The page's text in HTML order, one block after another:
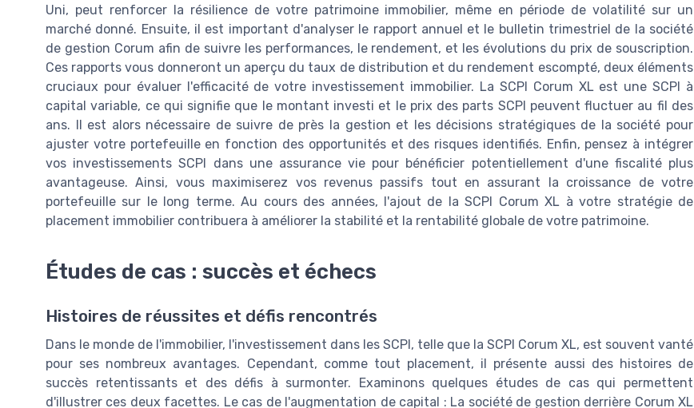
Uni, peut renforcer la résilience de votre patrimoine immobilier, même en période de volatilité sur un
marché donné. Ensuite, il est important d'analyser le rapport annuel et le bulletin trimestriel de la société
de gestion Corum afin de suivre les performances, le rendement, et les évolutions du prix de souscription.
Ces rapports vous donneront un aperçu du taux de distribution et du rendement escompté, deux éléments
cruciaux pour évaluer l'efficacité de votre investissement immobilier. La SCPI Corum XL est une SCPI à
capital variable, ce qui signifie que le montant investi et le prix des parts SCPI peuvent fluctuer au fil des
ans. Il est alors nécessaire de suivre de près la gestion et les décisions stratégiques de la société pour
ajuster votre portefeuille en fonction des opportunités et des risques identifiés. Enfin, pensez à intégrer
vos investissements SCPI dans une assurance vie pour bénéficier potentiellement d'une fiscalité plus
avantageuse. Ainsi, vous maximiserez vos revenus passifs tout en assurant la croissance de votre
portefeuille sur le long terme. Au cours des années, l'ajout de la SCPI Corum XL à votre stratégie de
placement immobilier contribuera à améliorer la stabilité et la rentabilité globale de votre patrimoine.
Études de cas : succès et échecs
Histoires de réussites et défis rencontrés
Dans le monde de l'immobilier, l'investissement dans les SCPI, telle que la SCPI Corum XL, est souvent vanté
pour ses nombreux avantages. Cependant, comme tout placement, il présente aussi des histoires de
succès retentissants et des défis à surmonter. Examinons quelques études de cas qui permettent
d'illustrer ces deux facettes. Le cas de l'augmentation de capital : La société de gestion derrière Corum XL